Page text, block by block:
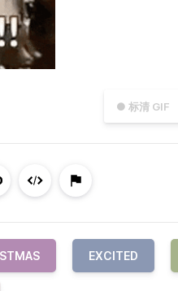
● 标清 GIF
EXCITED